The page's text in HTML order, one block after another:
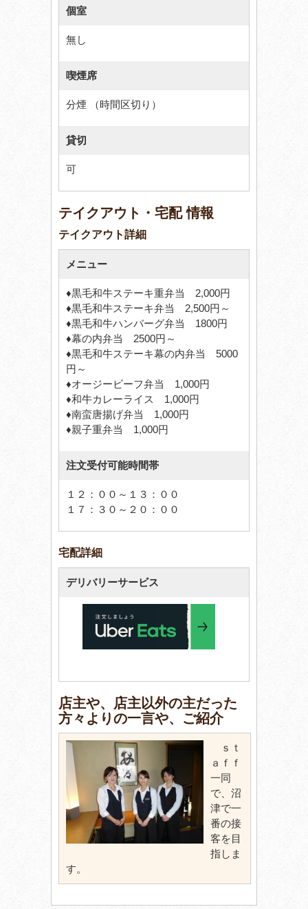
個室
無し
喫煙席
分煙 （時間区切り）
貸切
可
テイクアウト・宅配 情報
テイクアウト詳細
メニュー
♦黒毛和牛ステーキ重弁当 2,000円
♦黒毛和牛ステーキ弁当 2,500円～
♦黒毛和牛ハンバーグ弁当 1800円
♦幕の内弁当 2500円～
♦黒毛和牛ステーキ幕の内弁当 5000
円～
♦オージービーフ弁当 1,000円
♦和牛カレーライス 1,000円
♦南蛮唐揚げ弁当 1,000円
♦親子重弁当 1,000円
注文受付可能時間帯
１２：００～１３：００
１７：３０～２０：００
宅配詳細
デリバリーサービス
店主や、店主以外の主だった
方々よりの一言や、ご紹介
ｓｔ
ａｆｆ
一同
で、沼
津で一
番の接
客を目
指しま
す。